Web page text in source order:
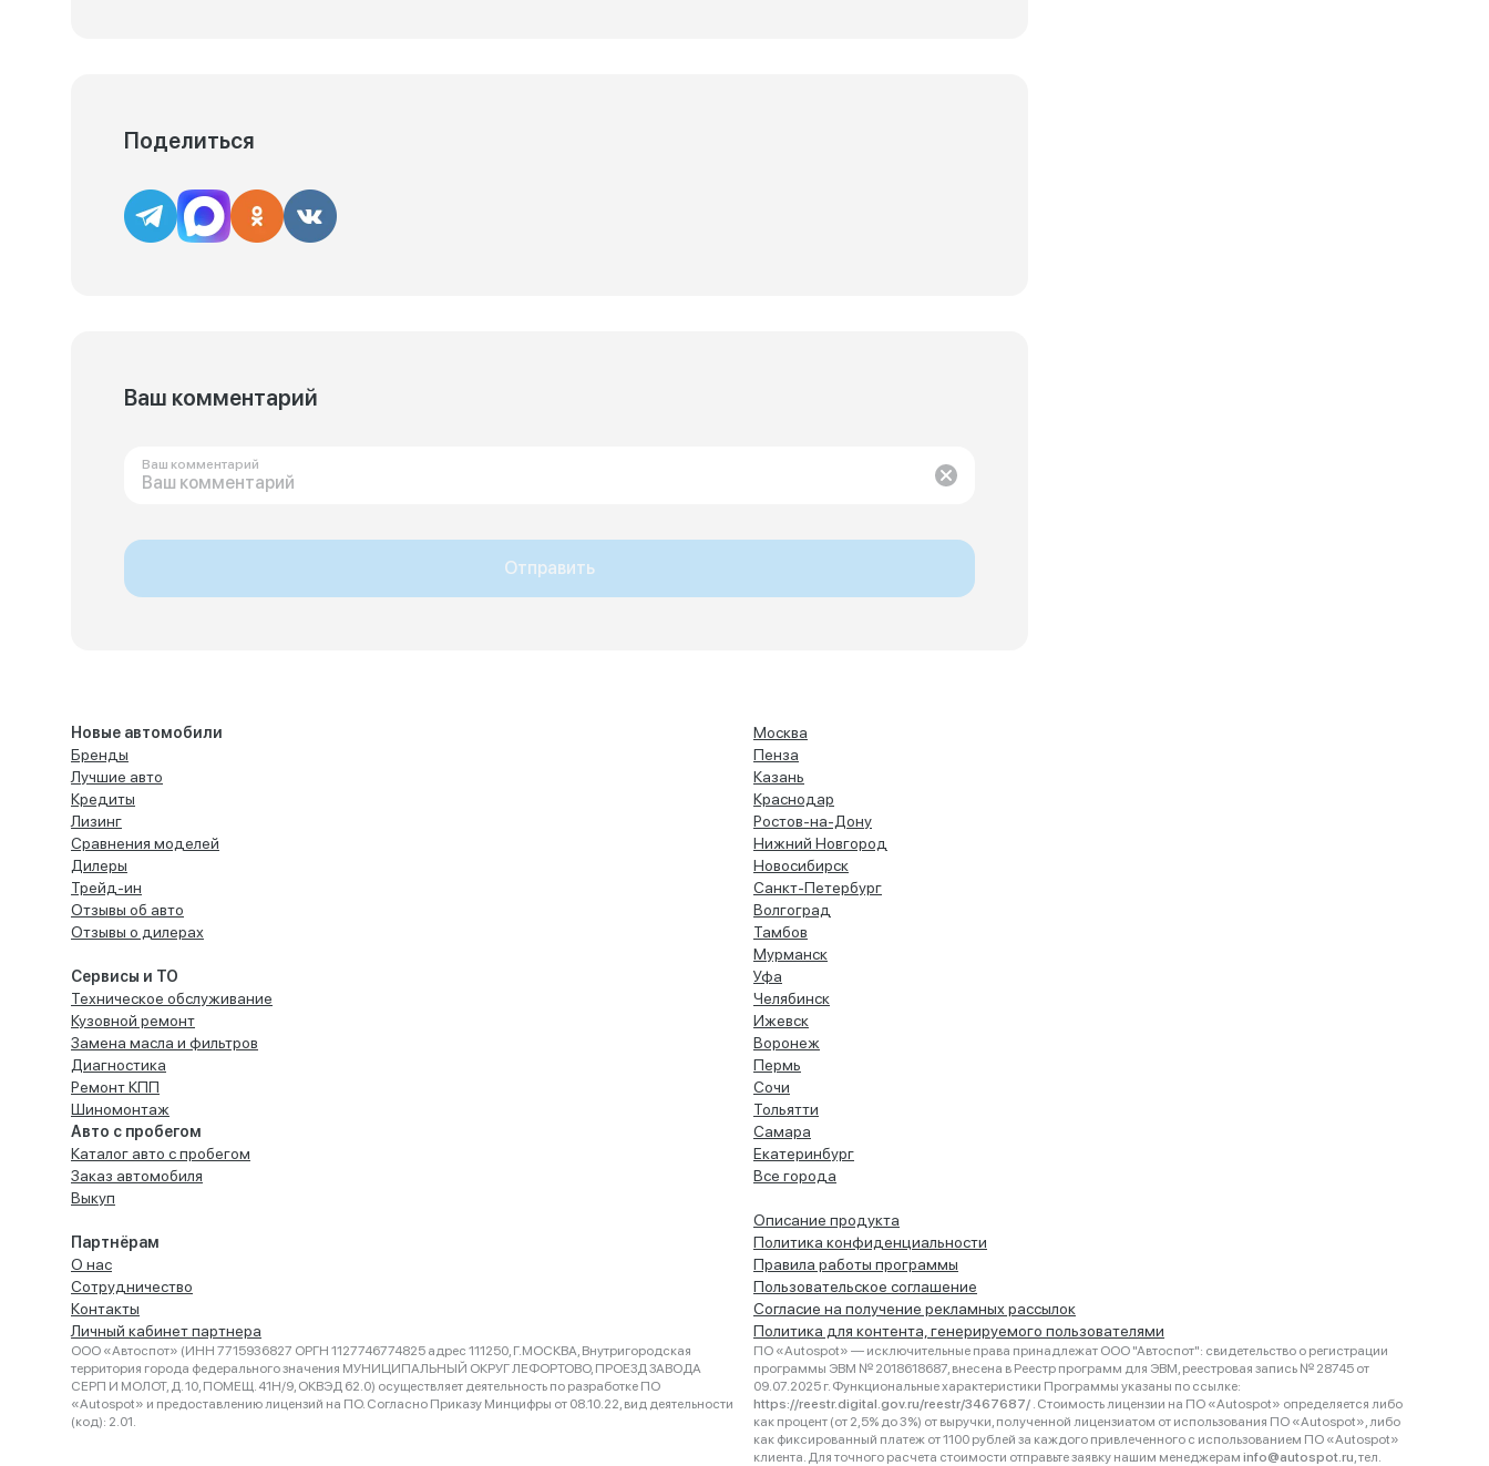
Поделиться
Ваш комментарий
Ваш комментарий
Отправить
Новые автомобили
Бренды
Лучшие авто
Кредиты
Лизинг
Сравнения моделей
Дилеры
Трейд-ин
Отзывы об авто
Отзывы о дилерах
Сервисы и ТО
Техническое обслуживание
Кузовной ремонт
Замена масла и фильтров
Диагностика
Ремонт КПП
Шиномонтаж
Авто с пробегом
Каталог авто с пробегом
Заказ автомобиля
Выкуп
Партнёрам
О нас
Сотрудничество
Контакты
Личный кабинет партнера
Москва
Пенза
Казань
Краснодар
Ростов-на-Дону
Нижний Новгород
Новосибирск
Санкт-Петербург
Волгоград
Тамбов
Мурманск
Уфа
Челябинск
Ижевск
Воронеж
Пермь
Сочи
Тольятти
Самара
Екатеринбург
Все города
Описание продукта
Политика конфиденциальности
Правила работы программы
Пользовательское соглашение
Согласие на получение рекламных рассылок
Политика для контента, генерируемого пользователями
ООО «Автоспот» (ИНН 7715936827 ОРГН 1127746774825 адрес 111250, Г.МОСКВА, Внутригородская
территория города федерального значения МУНИЦИПАЛЬНЫЙ ОКРУГ ЛЕФОРТОВО, ПРОЕЗД ЗАВОДА
СЕРП И МОЛОТ, Д. 10, ПОМЕЩ. 41Н/9, ОКВЭД 62.0) осуществляет деятельность по разработке ПО
«Autospot» и предоставлению лицензий на ПО. Согласно Приказу Минцифры от 08.10.22, вид деятельности
(код): 2.01.
ПО «Autospot» — исключительные права принадлежат ООО "Автоспот": свидетельство о регистрации
программы ЭВМ № 2018618687, внесена в Реестр программ для ЭВМ, реестровая запись № 28745 от
09.07.2025 г. Функциональные характеристики Программы указаны по ссылке:
https://reestr.digital.gov.ru/reestr/3467687/ . Стоимость лицензии на ПО «Autospot» определяется либо
как процент (от 2,5% до 3%) от выручки, полученной лицензиатом от использования ПО «Autospot», либо
как фиксированный платеж от 1100 рублей за каждого привлеченного с использованием ПО «Autospot»
клиента. Для точного расчета стоимости отправьте заявку нашим менеджерам info@autospot.ru, тел.